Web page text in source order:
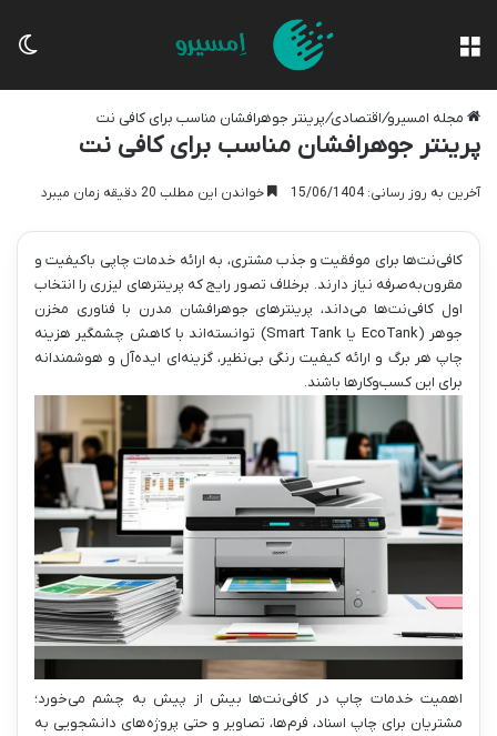
مجله امسیرو/اقتصادی/پرینتر جوهرافشان مناسب برای کافی نت
پرینتر جوهرافشان مناسب برای کافی نت
آخرین به روز رسانی: 15/06/1404 خواندن این مطلب 20 دقیقه زمان میبرد
کافی‌نت‌ها برای موفقیت و جذب مشتری، به ارائه خدمات چاپی باکیفیت و
مقرون‌به‌صرفه نیاز دارند. برخلاف تصور رایج که پرینترهای لیزری را انتخاب
اول کافی‌نت‌ها می‌داند، پرینترهای جوهرافشان مدرن با فناوری مخزن
جوهر (EcoTank یا Smart Tank) توانسته‌اند با کاهش چشمگیر هزینه
چاپ هر برگ و ارائه کیفیت رنگی بی‌نظیر، گزینه‌ای ایده‌آل و هوشمندانه
برای این کسب‌وکارها باشند.
اهمیت خدمات چاپ در کافی‌نت‌ها بیش از پیش به چشم می‌خورد؛
مشتریان برای چاپ اسناد، فرم‌ها، تصاویر و حتی پروژه‌های دانشجویی به